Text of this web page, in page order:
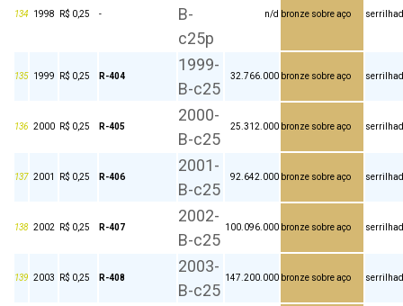
134 1998 R$ 0,25 -
B-
c25p
n/d bronze sobre aço
135 1999 R$ 0,25 R-404
1999-
B-c25
32.766.000 bronze sobre aço
136 2000 R$ 0,25 R-405
2000-
B-c25
25.312.000 bronze sobre aço
137 2001 R$ 0,25 R-406
2001-
B-c25
92.642.000 bronze sobre aço
138 2002 R$ 0,25 R-407
2002-
B-c25
100.096.000 bronze sobre aço
139 2003 R$ 0,25 R-408
2003-
B-c25
147.200.000 bronze sobre aço